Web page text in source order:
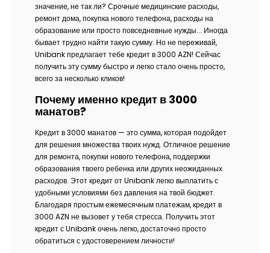
значение, не так ли? Срочные медицинские расходы,
ремонт дома, покупка нового телефона, расходы на
образование или просто повседневные нужды... Иногда
бывает трудно найти такую сумму. Но не переживай,
Unibank предлагает тебе кредит в 3000 AZN! Сейчас
получить эту сумму быстро и легко стало очень просто,
всего за несколько кликов!
Почему именно кредит в 3000
манатов?
Кредит в 3000 манатов — это сумма, которая подойдет
для решения множества твоих нужд. Отличное решение
для ремонта, покупки нового телефона, поддержки
образования твоего ребенка или других неожиданных
расходов. Этот кредит от Unibank легко выплатить с
удобными условиями без давления на твой бюджет.
Благодаря простым ежемесячным платежам, кредит в
3000 AZN не вызовет у тебя стресса. Получить этот
кредит с Unibank очень легко, достаточно просто
обратиться с удостоверением личности!